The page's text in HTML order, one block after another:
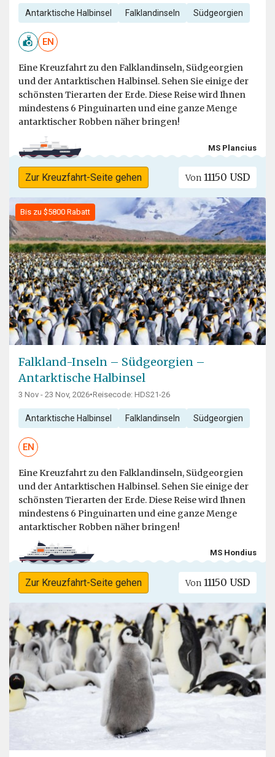
Antarktische Halbinsel Falklandinseln Südgeorgien
EN
Eine Kreuzfahrt zu den Falklandinseln, Südgeorgien
und der Antarktischen Halbinsel. Sehen Sie einige der
schönsten Tierarten der Erde. Diese Reise wird Ihnen
mindestens 6 Pinguinarten und eine ganze Menge
antarktischer Robben näher bringen!
MS Plancius
Zur Kreuzfahrt-Seite gehen Von 11150 USD
Bis zu $5800 Rabatt
Falkland-Inseln – Südgeorgien –
Antarktische Halbinsel
3 Nov - 23 Nov, 2026•Reisecode: HDS21-26
Antarktische Halbinsel Falklandinseln Südgeorgien
EN
Eine Kreuzfahrt zu den Falklandinseln, Südgeorgien
und der Antarktischen Halbinsel. Sehen Sie einige der
schönsten Tierarten der Erde. Diese Reise wird Ihnen
mindestens 6 Pinguinarten und eine ganze Menge
antarktischer Robben näher bringen!
MS Hondius
Zur Kreuzfahrt-Seite gehen Von 11150 USD